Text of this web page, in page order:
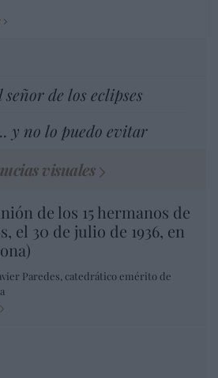
señor de los eclipses
y no lo puedo evitar
visuales
de los 15 hermanos de
el 30 de julio de 1936, en
Paredes, catedrático emérito de